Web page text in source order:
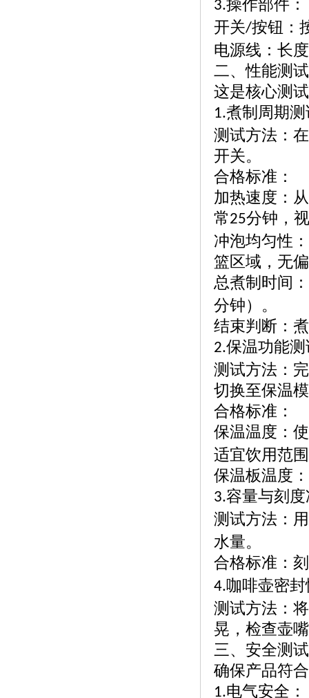
3.操作部件：
开关/按钮：
电源线：长
二、性能测试
这是核心测
1.煮制周期
测试方法：
开关。
合格标准：
加热速度：
常25分钟，
冲泡均匀性
篮区域，无
总煮制时间
分钟）。
结束判断：
2.保温功能
测试方法：
切换至保温
合格标准：
保温温度：
适宜饮用范
保温板温度
3.容量与刻
测试方法：
水量。
合格标准：
4.咖啡壶密
测试方法：
晃，检查壶
三、安全测试
确保产品符
1.电气安全：